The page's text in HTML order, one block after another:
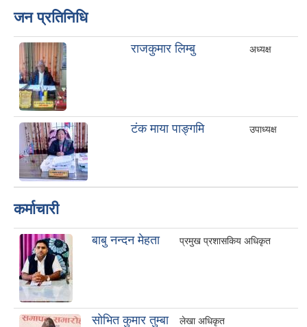
जन प्रतिनिधि
राजकुमार लिम्बु अध्यक्ष
टंक माया पाङ्गमि उपाध्यक्ष
कर्माचारी
बाबु नन्दन मेहता प्रमुख प्रशासकिय अधिकृत
साेभित कुमार तुम्बा लेखा अधिकृत